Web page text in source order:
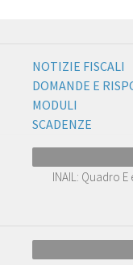
NOTIZIE FISCALI
DOMANDE E
MODULI
SCADENZE
INAIL: Quadro